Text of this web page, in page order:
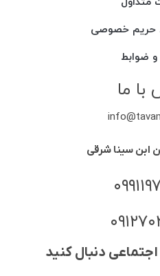
حریم خصوصی
و ضوابط
با ما
ابن سینا شرقی
دنبال کنید